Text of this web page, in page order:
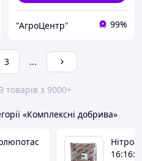
"АгроЦентр" 99%
3 ...
товарів з 9000+
«Комплексні добрива»